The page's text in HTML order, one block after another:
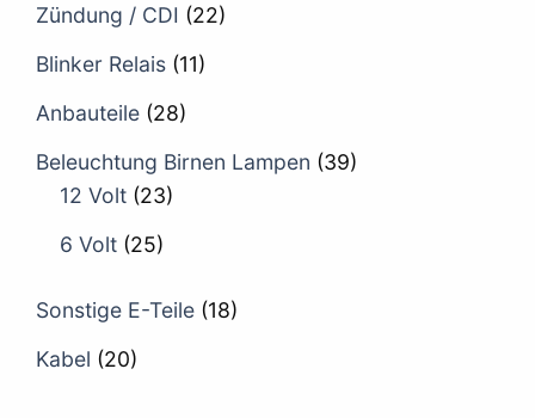
Zündung / CDI (22)
Blinker Relais (11)
Anbauteile (28)
Beleuchtung Birnen Lampen (39)
12 Volt (23)
6 Volt (25)
Sonstige E-Teile (18)
Kabel (20)